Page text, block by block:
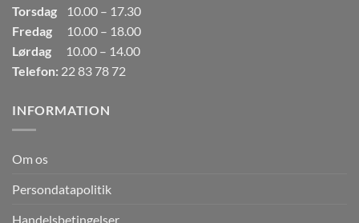
Torsdag
10.00 – 17.30
Fredag
10.00 – 18.00
Lørdag
10.00 – 14.00
Telefon: 22 83 78 72
INFORMATION
Om os
Persondatapolitik
Handelsbetingelser